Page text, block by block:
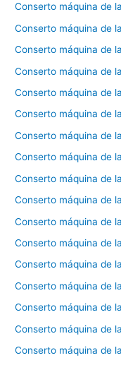
Conserto máquina de
Conserto máquina de
Conserto máquina de
Conserto máquina de
Conserto máquina de
Conserto máquina de
Conserto máquina de
Conserto máquina de
Conserto máquina de
Conserto máquina de
Conserto máquina de
Conserto máquina de
Conserto máquina de
Conserto máquina de
Conserto máquina de
Conserto máquina de
Conserto máquina de